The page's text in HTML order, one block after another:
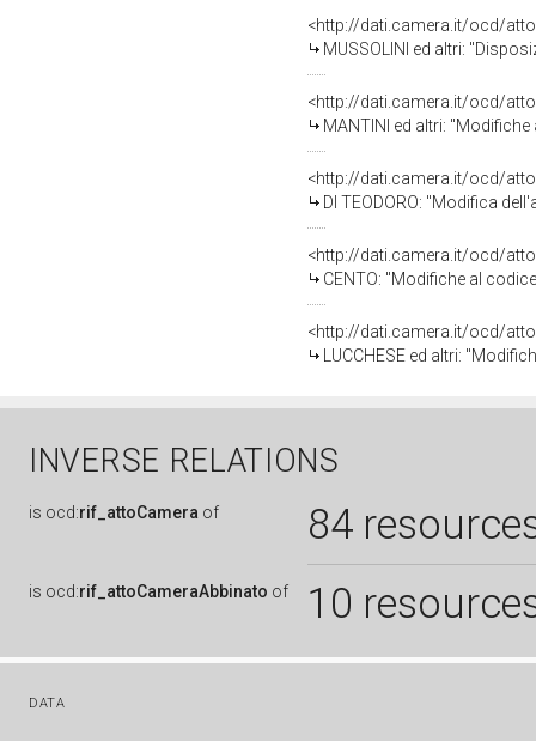
<http://dati.camera.it/ocd/
MUSSOLINI ed altri: "Disposizioni in materia
<http://dati.camera.it/ocd/
MANTINI ed altri:
<http://dati.camera.it/ocd/
DI TEODORO: "Modifica
<http://dati.camera.it/ocd/
CENTO: "Modifiche al
<http://dati.camera.it/ocd/
LUCCHESE ed altri:
INVERSE RELATIONS
is ocd:rif_attoCamera of 84
is ocd:rif_attoCameraAbbinato of 10
DATA